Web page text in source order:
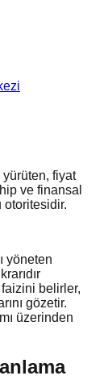
yürüten, fiyat
ve finansal
otoritesidir.
yöneten
belirler,
gözetir.
üzerinden